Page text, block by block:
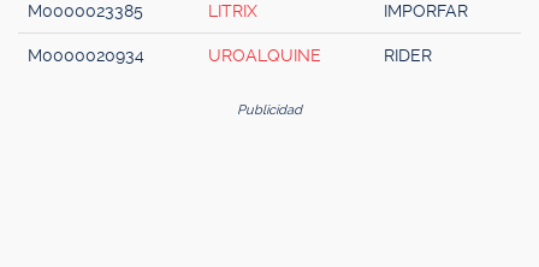
M0000023385 LITRIX IMPORFAR
M0000020934 UROALQUINE RIDER
Publicidad